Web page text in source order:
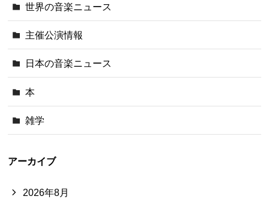
世界の音楽ニュース
主催公演情報
日本の音楽ニュース
本
雑学
アーカイブ
2026年8月